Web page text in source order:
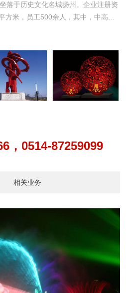
落于历史文化名城扬州。企业注册资
米，员工500余人，其中，中高级
2005年创立至今，致力于城市及道路
交通机电工程、建筑及景观亮化、照
化、太阳能光伏、水景喷泉、输变
统方案设计、产品研发、生产制造、
，0514-87259099
相关业务